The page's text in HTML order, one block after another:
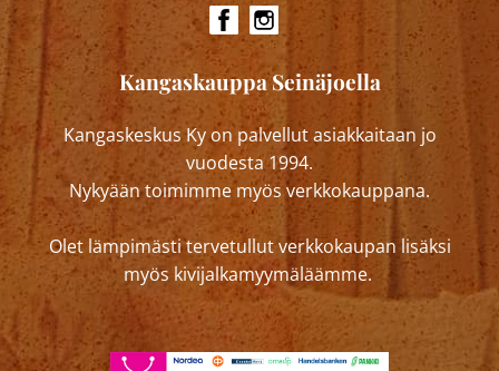
Kangaskauppa Seinäjoella
Kangaskeskus Ky on palvellut asiakkaitaan jo
vuodesta 1994.
Nykyään toimimme myös verkkokauppana.
Olet lämpimästi tervetullut verkkokaupan lisäksi
myös kivijalkamyymäläämme.